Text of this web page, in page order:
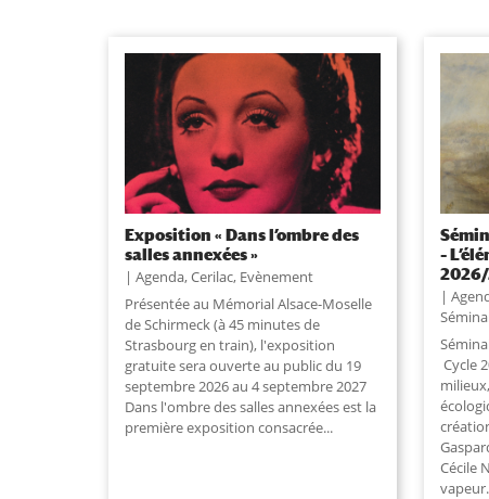
Exposition « Dans l’ombre des
salles annexées »
Agenda,Cerilac, Evènement
Présentée au Mémorial Alsace-Moselle
de Schirmeck (à 45 minutes de
Strasbourg en train), l'exposition
gratuite sera ouverte au public du 19
septembre 2026 au 4 septembre 2027
Dans l'ombre des salles annexées est la
première exposition consacrée...
–
Cycle
Cécile